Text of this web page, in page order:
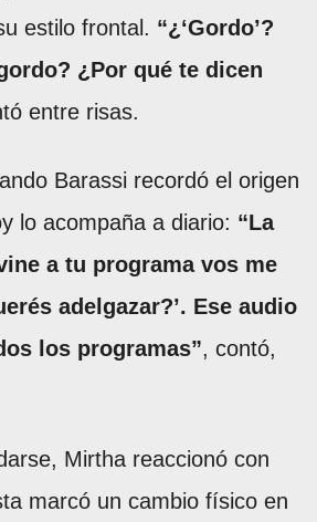
estilo frontal. “¿‘Gordo’?
¿Por qué te dicen
entre risas.
Barassi recordó el origen
lo acompaña a diario: “La
a tu programa vos me
adelgazar?’. Ese audio
los programas”, contó,
Mirtha reaccionó con
marcó un cambio físico en